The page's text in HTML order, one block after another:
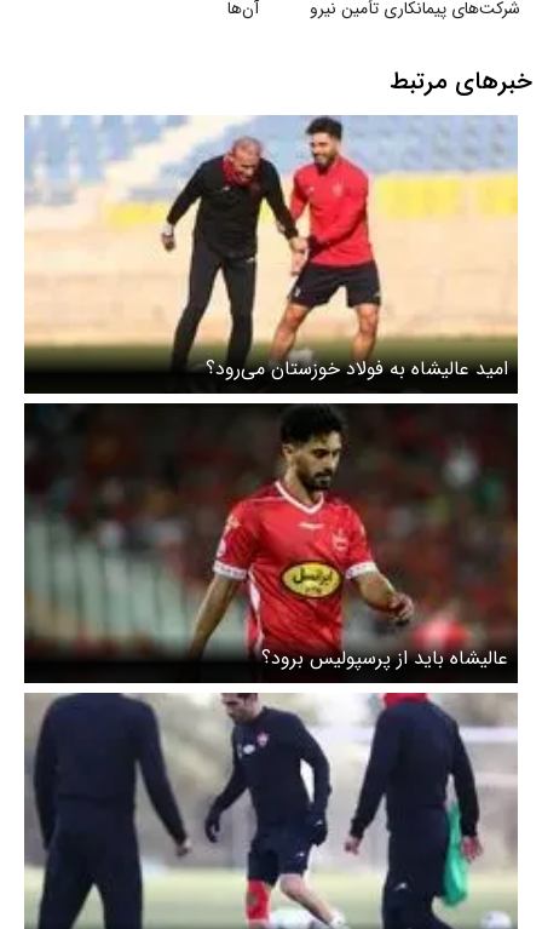
شرکت‌های پیمانکاری تأمین نیرو آن‌ها
خبرهای مرتبط
امید عالیشاه به فولاد خوزستان می‌رود؟
عالیشاه باید از پرسپولیس برود؟